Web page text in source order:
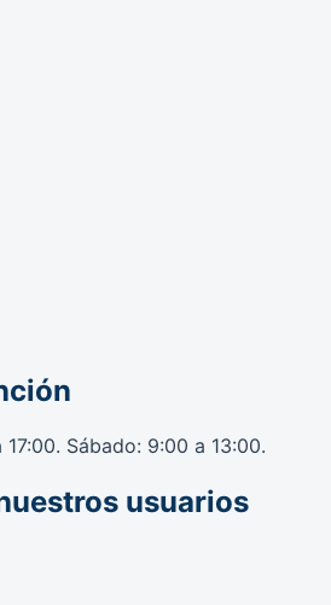
Sábado: 9:00 a 13:00.
usuarios